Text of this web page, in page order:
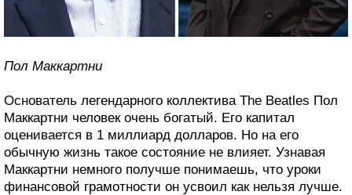
Пол Маккартни
Основатель легендарного коллектива The Beatles Пол
Маккартни человек очень богатый. Его капитал
оценивается в 1 миллиард долларов. Но на его
обычную жизнь такое состояние не влияет. Узнавая
Маккартни немного получше понимаешь, что уроки
финансовой грамотности он усвоил как нельзя лучше.